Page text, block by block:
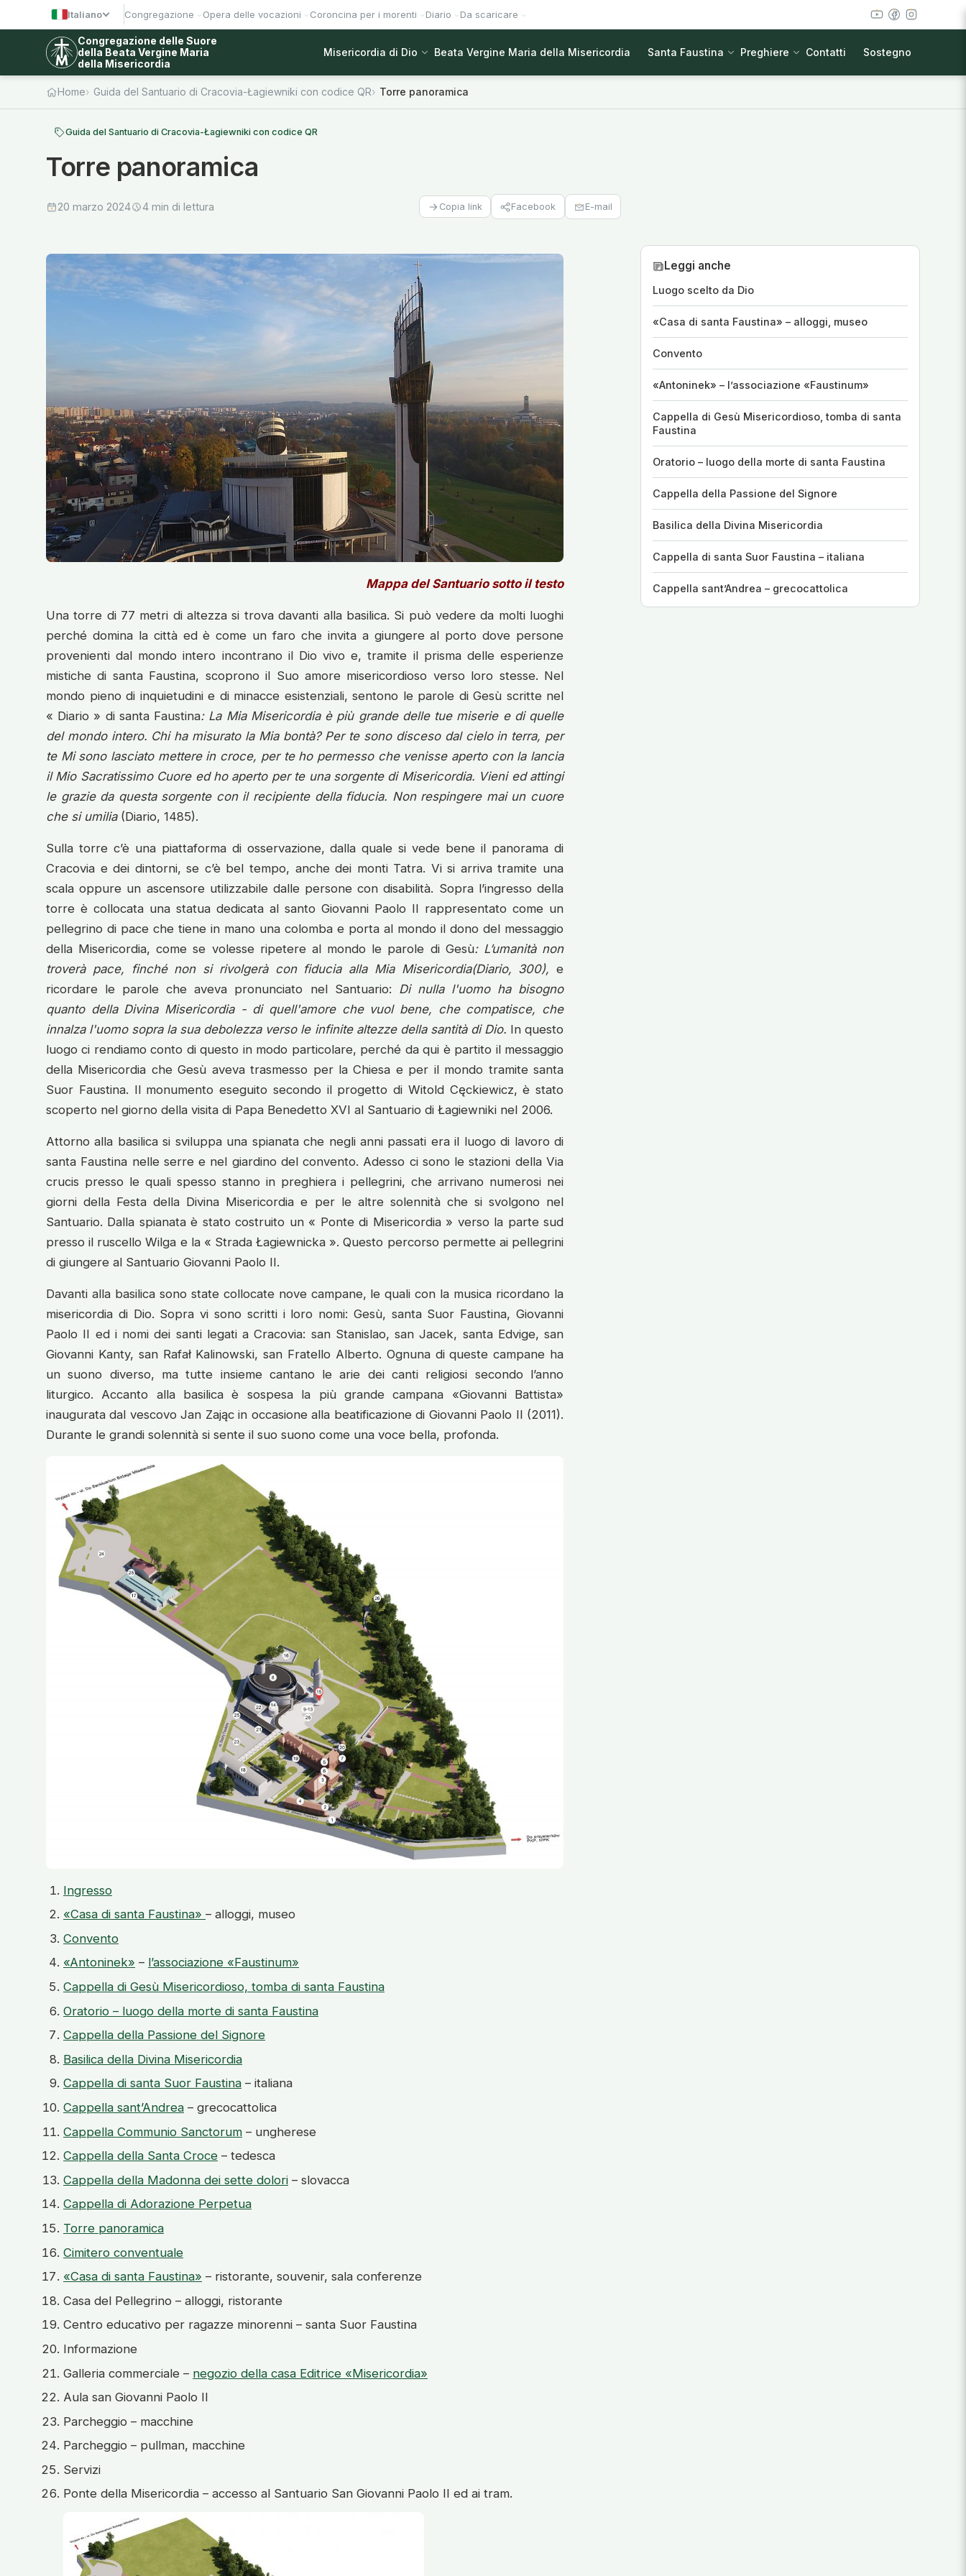
Italiano Congregazione Opera delle vocazioni Coroncina per i morenti Diario Da scaricare
Congregazione delle Suore
della Beata Vergine Maria
della Misericordia
Misericordia di Dio Beata Vergine Maria della Misericordia Santa Faustina Preghiere Contatti Sostegno
Home Guida del Santuario di Cracovia-Łagiewniki con codice QR Torre panoramica
Guida del Santuario di Cracovia-Łagiewniki con codice QR
Torre panoramica
20 marzo 2024 4 min di lettura Copia link Facebook E-mail
Mappa del Santuario sotto il testo
Una torre di 77 metri di altezza si trova davanti alla basilica. Si può vedere da molti luoghi
perché domina la città ed è come un faro che invita a giungere al porto dove persone
provenienti dal mondo intero incontrano il Dio vivo e, tramite il prisma delle esperienze
mistiche di santa Faustina, scoprono il Suo amore misericordioso verso loro stesse. Nel
mondo pieno di inquietudini e di minacce esistenziali, sentono le parole di Gesù scritte nel
« Diario » di santa Faustina:La Mia Misericordia è più grande delle tue miserie e di quelle
del mondo intero. Chi ha misurato la Mia bontà? Per te sono disceso dal cielo in terra, per
te Mi sono lasciato mettere in croce, per te ho permesso che venisse aperto con la lancia
il Mio Sacratissimo Cuore ed ho aperto per te una sorgente di Misericordia. Vieni ed attingi
le grazie da questa sorgente con il recipiente della fiducia. Non respingere mai un cuore
che si umilia (Diario, 1485).
Sulla torre c’è una piattaforma di osservazione, dalla quale si vede bene il panorama di
Cracovia e dei dintorni, se c’è bel tempo, anche dei monti Tatra. Vi si arriva tramite una
scala oppure un ascensore utilizzabile dalle persone con disabilità. Sopra l’ingresso della
torre è collocata una statua dedicata al santo Giovanni Paolo II rappresentato come un
pellegrino di pace che tiene in mano una colomba e porta al mondo il dono del messaggio
della Misericordia, come se volesse ripetere al mondo le parole di Gesù: L’umanità non
troverà pace, finché non si rivolgerà con fiducia alla Mia Misericordia(Diario, 300), e
ricordare le parole che aveva pronunciato nel Santuario: Di nulla l'uomo ha bisogno
quanto della Divina Misericordia- di quell'amore che vuol bene, che compatisce, che
innalza l'uomo sopra la sua debolezza verso le infinite altezze della santità di Dio. In questo
luogo ci rendiamo conto di questo in modo particolare, perché da qui è partito il messaggio
della Misericordia che Gesù aveva trasmesso per la Chiesa e per il mondo tramite santa
Suor Faustina. Il monumento eseguito secondo il progetto di Witold Cęckiewicz, è stato
scoperto nel giorno della visita di Papa Benedetto XVI al Santuario di Łagiewniki nel 2006.
Attorno alla basilica si sviluppa una spianata che negli anni passati era il luogo di lavoro di
santa Faustina nelle serre e nel giardino del convento. Adesso ci sono le stazioni della Via
crucis presso le quali spesso stanno in preghiera i pellegrini, che arrivano numerosi nei
giorni della Festa della Divina Misericordia e per le altre solennità che si svolgono nel
Santuario. Dalla spianata è stato costruito un « Ponte di Misericordia » verso la parte sud
presso il ruscello Wilga e la « Strada Łagiewnicka ». Questo percorso permette ai pellegrini
di giungere al Santuario Giovanni Paolo II.
Davanti alla basilica sono state collocate nove campane, le quali con la musica ricordano la
misericordia di Dio. Sopra vi sono scritti i loro nomi: Gesù, santa Suor Faustina, Giovanni
Paolo II ed i nomi dei santi legati a Cracovia: san Stanislao, san Jacek, santa Edvige, san
Giovanni Kanty, san Rafał Kalinowski, san Fratello Alberto. Ognuna di queste campane ha
un suono diverso, ma tutte insieme cantano le arie dei canti religiosi secondo l’anno
liturgico. Accanto alla basilica è sospesa la più grande campana «Giovanni Battista»
inaugurata dal vescovo Jan Zając in occasione alla beatificazione di Giovanni Paolo II (2011).
Durante le grandi solennità si sente il suo suono come una voce bella, profonda.
Ingresso
«Casa di santa Faustina» – alloggi, museo
Convento
«Antoninek» – l’associazione «Faustinum»
Cappella di Gesù Misericordioso, tomba di santa Faustina
Oratorio – luogo della morte di santa Faustina
Cappella della Passione del Signore
Basilica della Divina Misericordia
Cappella di santa Suor Faustina – italiana
Cappella sant’Andrea – grecocattolica
Cappella Communio Sanctorum – ungherese
Cappella della Santa Croce – tedesca
Cappella della Madonna dei sette dolori – slovacca
Cappella di Adorazione Perpetua
Torre panoramica
Cimitero conventuale
«Casa di santa Faustina» – ristorante, souvenir, sala conferenze
Casa del Pellegrino – alloggi, ristorante
Centro educativo per ragazze minorenni – santa Suor Faustina
Informazione
Galleria commerciale – negozio della casa Editrice «Misericordia»
Aula san Giovanni Paolo II
Parcheggio – macchine
Parcheggio – pullman, macchine
Servizi
Ponte della Misericordia – accesso al Santuario San Giovanni Paolo II ed ai tram.
Leggi anche
Luogo scelto da Dio
«Casa di santa Faustina» – alloggi, museo
Convento
«Antoninek» – l’associazione «Faustinum»
Cappella di Gesù Misericordioso, tomba di santa
Faustina
Oratorio – luogo della morte di santa Faustina
Cappella della Passione del Signore
Basilica della Divina Misericordia
Cappella di santa Suor Faustina – italiana
Cappella sant’Andrea – grecocattolica